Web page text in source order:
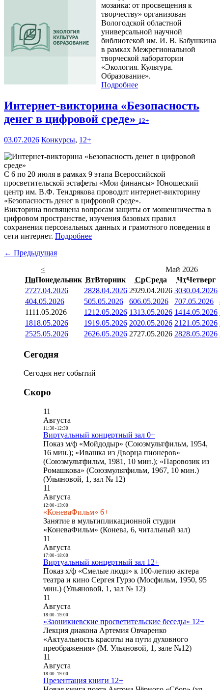
мозаика: от просвещения к
творчеству» организован
Вологодской областной
универсальной научной
библиотекой им. И. В. Бабушкина
в рамках Межрегиональной
творческой лаборатории
«Экология. Культура.
Образование».
Подробнее
Интернет-викторина «Безопасность
денег в цифровой среде» 12+
03.07.2026 Конкурсы, 12+
С 6 по 20 июля в рамках 9 этапа Всероссийской
просветительской эстафеты «Мои финансы» Юношеский
центр им. В.Ф. Тендрякова проводит интернет-викторину
«Безопасность денег в цифровой среде».
Викторина посвящена вопросам защиты от мошенничества в
цифровом пространстве, изучения базовых правил
сохранения персональных данных и грамотного поведения в
сети интернет. Подробнее
← Предыдущая
<
Май 2026
ПнПонедельник ВтВторник СрСреда ЧтЧетверг
2727.04.2026 2828.04.2026 2929.04.2026 3030.04.2026
404.05.2026 505.05.2026 606.05.2026 707.05.2026
1111.05.2026 1212.05.2026 1313.05.2026 1414.05.2026
1818.05.2026 1919.05.2026 2020.05.2026 21 21.05.2026
2525.05.2026 2626.05.2026 2727.05.2026 2828.05.2026
Сегодня
Сегодня нет событий
Скоро
11
Августа
11:30- 12:30
Виртуальный концертный зал 0+
Показ м/ф «Мойдодыр» (Союзмультфильм, 1954,
16 мин.); «Ивашка из Дворца пионеров»
(Союзмультфильм, 1981, 10 мин.); «Паровозик из
Ромашкова» (Союзмультфильм, 1967, 10 мин.)
(Ульяновой, 1, зал № 12)
11
Августа
12:00- 13:00
«КоневаФильм» 6+
Занятие в мультипликационной студии
«КоневаФильм» (Конева, 6, читальный зал)
11
Августа
17:00- 18:00
Виртуальный концертный зал 12+
Показ х/ф «Смелые люди» к 100-летию актера
театра и кино Сергея Гурзо (Мосфильм, 1950, 95
мин.) (Ульяновой, 1, зал № 12)
11
Августа
18:00- 19:00
«Заоникиевские просветительские беседы» 12+
Лекция диакона Артемия Овчаренко
«Актуальность красоты на пути духовного
преображения» (М. Ульяновой, 1, зале №12)
11
Августа
18:00- 19:00
Презентация книги 12+